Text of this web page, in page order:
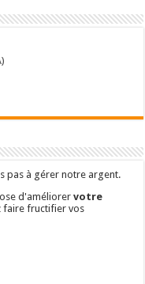
pas à gérer notre argent.
d'améliorervotre
faire fructifier vos